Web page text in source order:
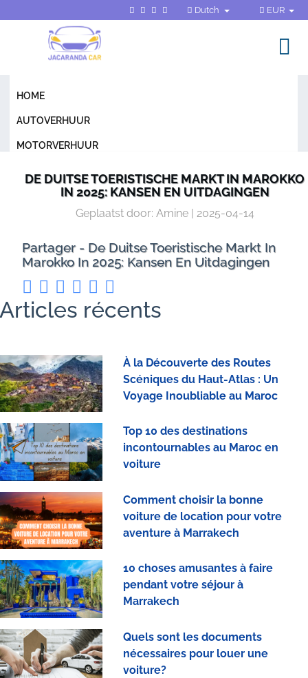
Dutch EUR
HOME
AUTOVERHUUR
MOTORVERHUUR
CONTACTEER ONS
DE DUITSE TOERISTISCHE MARKT IN MAROKKO
IN 2025: KANSEN EN UITDAGINGEN
Geplaatst door: Amine | 2025-04-14
Partager - De Duitse Toeristische Markt In
Marokko In 2025: Kansen En Uitdagingen
Articles récents
À la Découverte des Routes
Scéniques du Haut-Atlas : Un
Voyage Inoubliable au Maroc
Top 10 des destinations
incontournables au Maroc en
voiture
Comment choisir la bonne
voiture de location pour votre
aventure à Marrakech
10 choses amusantes à faire
pendant votre séjour à
Marrakech
Quels sont les documents
nécessaires pour louer une
voiture?